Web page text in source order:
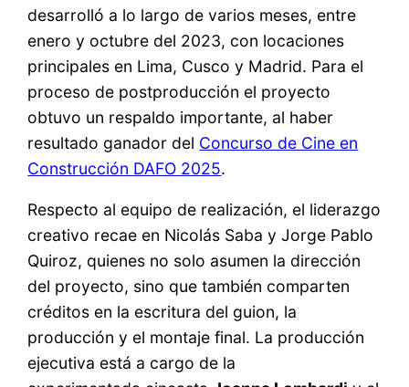
desarrolló a lo largo de varios meses, entre
enero y octubre del 2023, con locaciones
principales en Lima, Cusco y Madrid. Para el
proceso de postproducción el proyecto
obtuvo un respaldo importante, al haber
resultado ganador del Concurso de Cine en
Construcción DAFO 2025.
Respecto al equipo de realización, el liderazgo
creativo recae en Nicolás Saba y Jorge Pablo
Quiroz, quienes no solo asumen la dirección
del proyecto, sino que también comparten
créditos en la escritura del guion, la
producción y el montaje final. La producción
ejecutiva está a cargo de la